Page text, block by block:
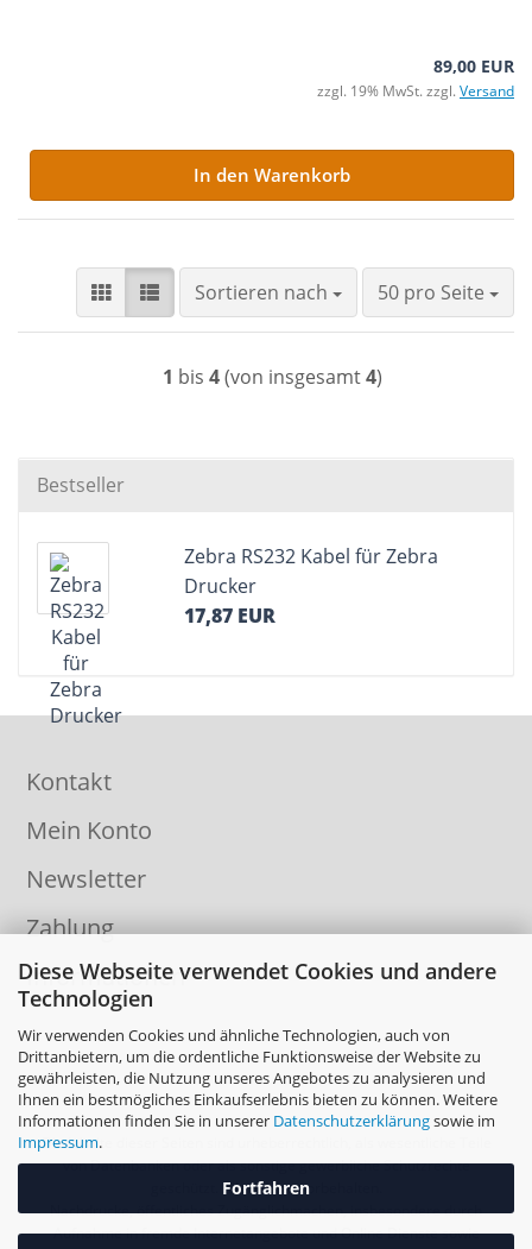
Diese Webseite verwendet Cookies und andere
Technologien
Wir verwenden Cookies und ähnliche Technologien, auch von
Drittanbietern, um die ordentliche Funktionsweise der Website zu
gewährleisten, die Nutzung unseres Angebotes zu analysieren und
Ihnen ein bestmögliches Einkaufserlebnis bieten zu können. Weitere
Informationen finden Sie in unserer Datenschutzerklärungsowie im
Impressum.
Fortfahren
89,00 EUR
zzgl. 19% MwSt. zzgl. Versand
In den Warenkorb
Sortieren nach
Sortieren nach 50 pro Seite
pro Seite
1 bis 4(von insgesamt4)
Bestseller
Zebra RS232 Kabel für Zebra
Drucker
17,87 EUR
Kontakt
Mein Konto
Newsletter
Zahlung
Informationen
Die Inhalte dieser Seiten sind urheberrechtlich, als wesentliche Teile
von Datenbanken oder als sonstige gewerbliche Schutzrechte
geschützt. Alle Rechte vorbehalten.
Nachdrucke, öffentliches Zugänglichmachen, insbesondere durch
Aufnahme in fremde Internetangebote und Online Dienste sowie